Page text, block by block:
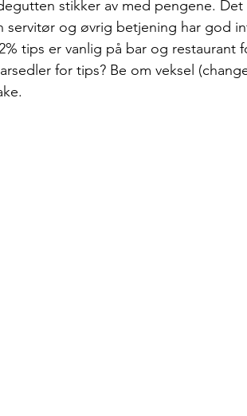
stikker av med pengene.
servitør og øvrig betjening har god
tips er vanlig på bar og restaurant
for tips? Be om veksel